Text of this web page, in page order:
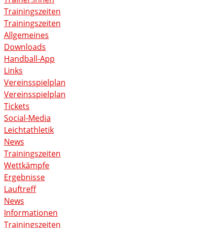
Trainingszeiten
Trainingszeiten
Allgemeines
Downloads
Handball-App
Links
Vereinsspielplan
Vereinsspielplan
Tickets
Social-Media
Leichtathletik
News
Trainingszeiten
Wettkämpfe
Ergebnisse
Lauftreff
News
Informationen
Trainingszeiten